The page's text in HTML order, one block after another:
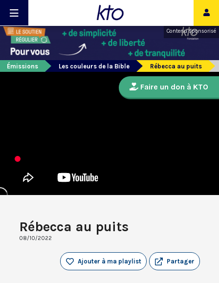
Contenu sponsorisé
Émissions Les couleurs de la Bible Rébecca au puits
Rébecca au puits
08/10/2022
Partager
Ajouter à ma playlist
Faire un don à KTO